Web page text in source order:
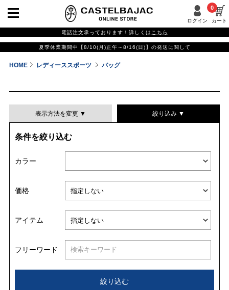
ログイン カート
0
電話注文承っております！詳しくは こちら
夏季休業期間中【8/10(月)正午～8/16(日)】の発送に関して
HOME レディーススポーツ バッグ
表示方法を変更 ▼
並び替える
絞り込み ▼
条件を絞り込む
カラー
価格
アイテム
フリーワード
絞り込む